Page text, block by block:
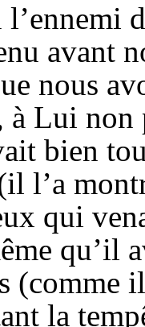
l’ennemi
avant
nous
Lui non
bien
l’a
qui
qu’il
(comme
la